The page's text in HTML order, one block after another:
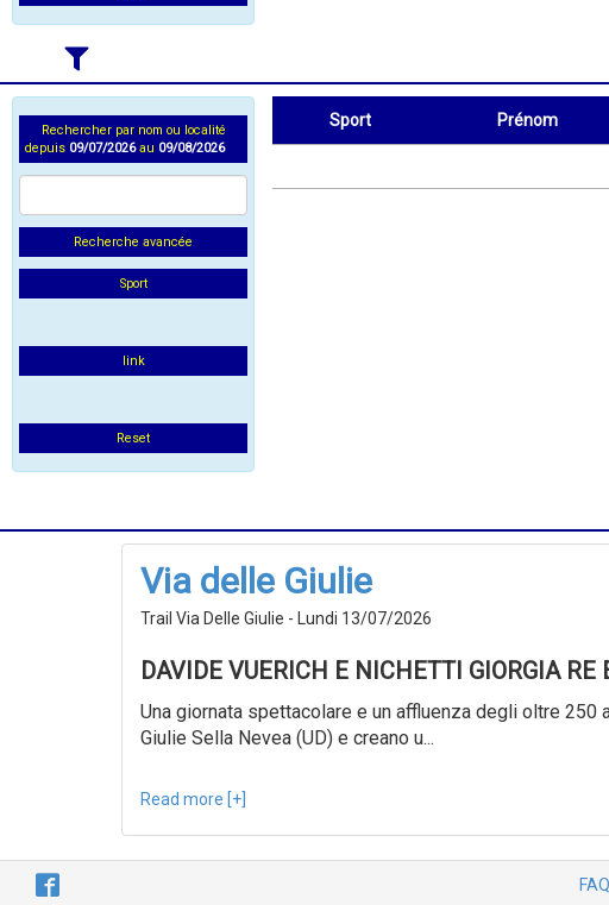
Rechercher par nom ou localité
depuis 09/07/2026au 09/08/2026
Recherche avancée
Sport
link
Reset
Sport Prénom
Via delle Giulie
Trail Via Delle Giulie - Lundi 13/07/2026
DAVIDE VUERICH E NICHETTI GIORGIA
Una giornata spettacolare e un affluenza degli oltre
Giulie Sella Nevea (UD) e creano u...
Read more [+]
FAQ